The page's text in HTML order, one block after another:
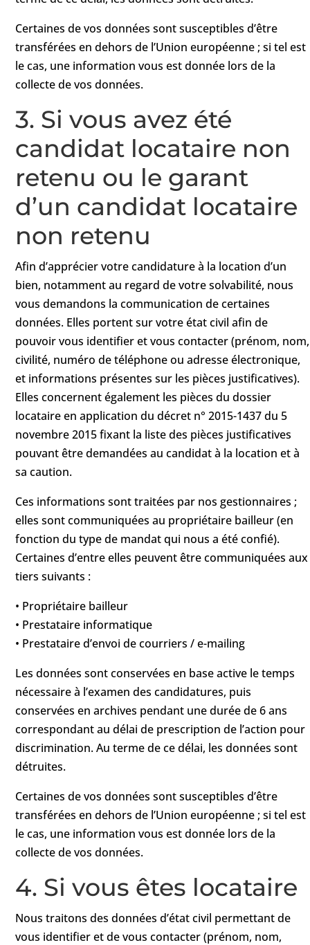
Certaines de vos données sont susceptibles d’être
transférées en dehors de l’Union européenne ; si tel est
le cas, une information vous est donnée lors de la
collecte de vos données.
3. Si vous avez été
candidat locataire non
retenu ou le garant
d’un candidat locataire
non retenu
Afin d’apprécier votre candidature à la location d’un
bien, notamment au regard de votre solvabilité, nous
vous demandons la communication de certaines
données. Elles portent sur votre état civil afin de
pouvoir vous identifier et vous contacter (prénom, nom,
civilité, numéro de téléphone ou adresse électronique,
et informations présentes sur les pièces justificatives).
Elles concernent également les pièces du dossier
locataire en application du décret n° 2015-1437 du 5
novembre 2015 fixant la liste des pièces justificatives
pouvant être demandées au candidat à la location et à
sa caution.
Ces informations sont traitées par nos gestionnaires ;
elles sont communiquées au propriétaire bailleur (en
fonction du type de mandat qui nous a été confié).
Certaines d’entre elles peuvent être communiquées aux
tiers suivants :
• Propriétaire bailleur
• Prestataire informatique
• Prestataire d’envoi de courriers / e-mailing
Les données sont conservées en base active le temps
nécessaire à l’examen des candidatures, puis
conservées en archives pendant une durée de 6 ans
correspondant au délai de prescription de l’action pour
discrimination. Au terme de ce délai, les données sont
détruites.
Certaines de vos données sont susceptibles d’être
transférées en dehors de l’Union européenne ; si tel est
le cas, une information vous est donnée lors de la
collecte de vos données.
4. Si vous êtes locataire
Nous traitons des données d’état civil permettant de
vous identifier et de vous contacter (prénom, nom,